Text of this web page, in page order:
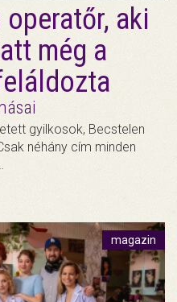
aki
még a
gyilkosok, Becstelen
néhány cím minden
magazin